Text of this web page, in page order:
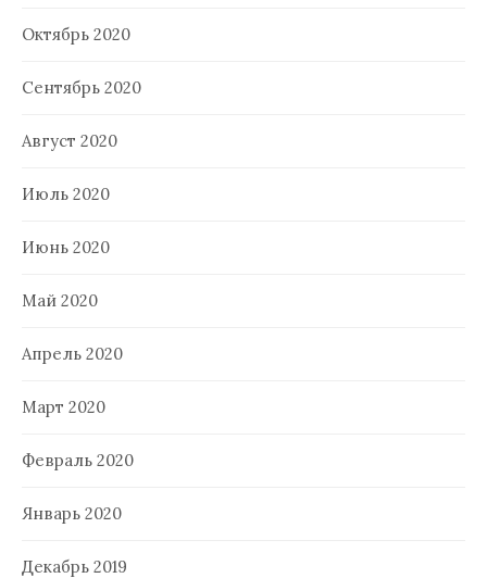
Октябрь 2020
Сентябрь 2020
Август 2020
Июль 2020
Июнь 2020
Май 2020
Апрель 2020
Март 2020
Февраль 2020
Январь 2020
Декабрь 2019